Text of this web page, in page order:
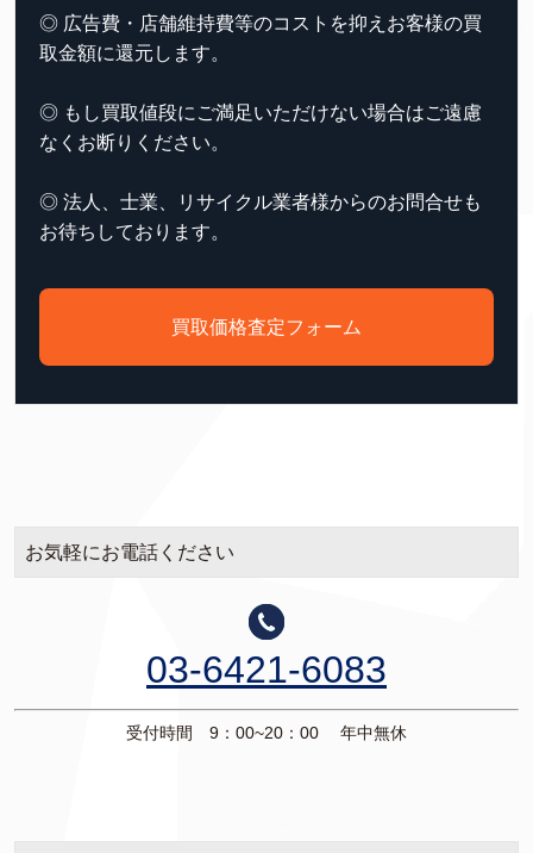
◎ 広告費・店舗維持費等のコストを抑えお客様の買
取金額に還元します。
◎ もし買取値段にご満足いただけない場合はご遠慮
なくお断りください。
◎ 法人、士業、リサイクル業者様からのお問合せも
お待ちしております。
買取価格査定フォーム
お気軽にお電話ください
03-6421-6083
受付時間 9：00~20：00 年中無休